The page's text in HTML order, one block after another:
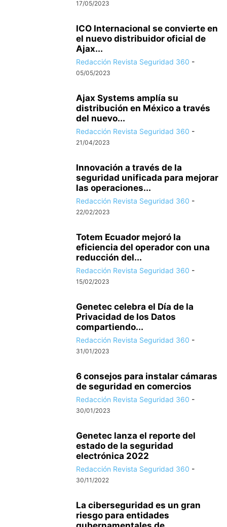
17/05/2023
ICO Internacional se convierte en
el nuevo distribuidor oficial de
Ajax...
Redacción Revista Seguridad 360 -
05/05/2023
Ajax Systems amplía su
distribución en México a través
del nuevo...
Redacción Revista Seguridad 360 -
21/04/2023
Innovación a través de la
seguridad unificada para mejorar
las operaciones...
Redacción Revista Seguridad 360 -
22/02/2023
Totem Ecuador mejoró la
eficiencia del operador con una
reducción del...
Redacción Revista Seguridad 360 -
15/02/2023
Genetec celebra el Día de la
Privacidad de los Datos
compartiendo...
Redacción Revista Seguridad 360 -
31/01/2023
6 consejos para instalar cámaras
de seguridad en comercios
Redacción Revista Seguridad 360 -
30/01/2023
Genetec lanza el reporte del
estado de la seguridad
electrónica 2022
Redacción Revista Seguridad 360 -
30/11/2022
La ciberseguridad es un gran
riesgo para entidades